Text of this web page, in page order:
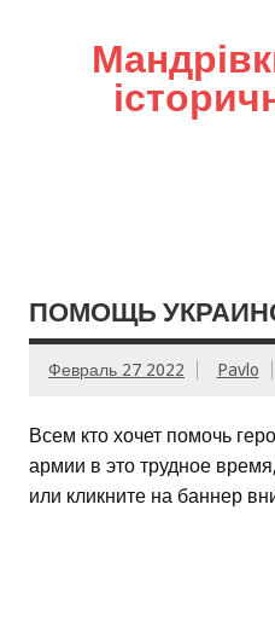
ПОМОЩЬ
Февраль 27 2022 Pavlo
Всем кто хочет помочь
армии в это трудное
или кликните на баннер